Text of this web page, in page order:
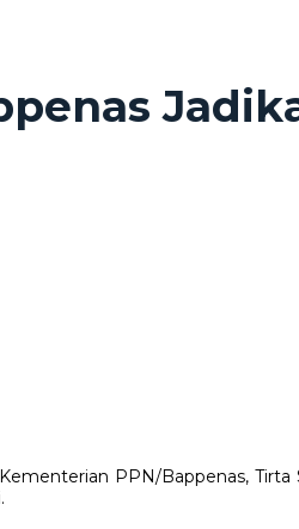
PPN/Bappenas,